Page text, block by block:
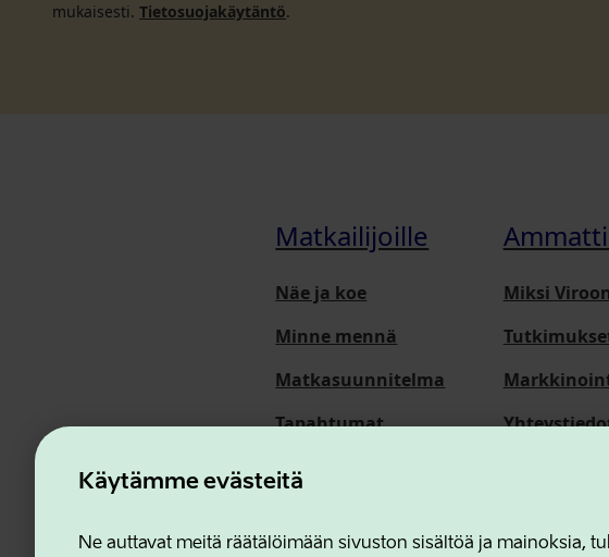
Käytämme evästeitä
Ne auttavat meitä räätälöimään sivuston sisältöä ja mainoksia,
mukaisesti. Tietosuojakäytäntö.
Matkailijoille
Näe ja koe
Minne mennä
Matkasuunnitelma
Tapahtumat
Meistä
Miksi